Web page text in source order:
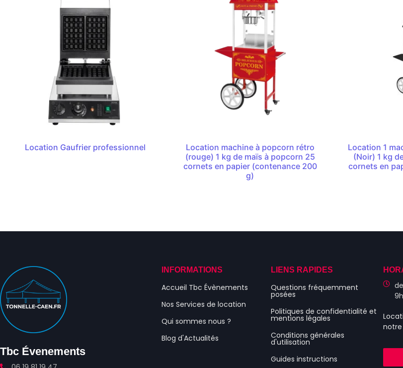
Location Gaufrier professionnel
Location machine à popcorn rétro
(rouge) 1 kg de maïs à popcorn 25
cornets en papier (contenance 200
g)
Location 1
(Noir) 1 kg
cornets en
Tbc Évenements
INFORMATIONS
Accueil Tbc Évènements
Nos Services de location
Qui sommes nous ?
Blog d'Actualités
LIENS RAPIDES
Questions fréquemment
posées
Politiques de confidentialité et
mentions légales
Conditions générales
d'utilisation
Guides instructions